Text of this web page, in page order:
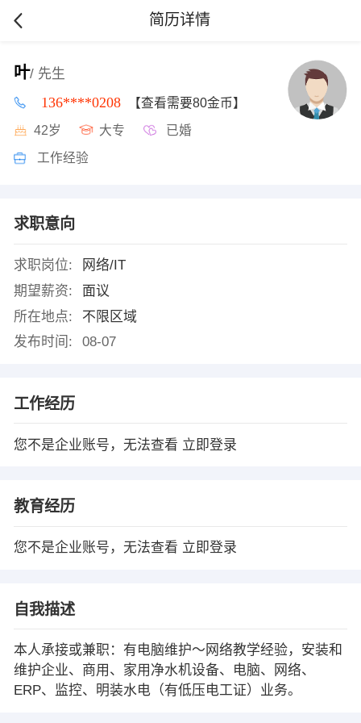
简历详情
叶/ 先生
136****0208 【查看需要80金币】
42岁 大专 已婚
工作经验
求职意向
求职岗位:
网络/IT
期望薪资:
面议
所在地点:
不限区域
发布时间:
08-07
工作经历
您不是企业账号，无法查看 立即登录
教育经历
您不是企业账号，无法查看 立即登录
自我描述
本人承接或兼职：有电脑维护～网络教学经验，安装和
维护企业、商用、家用净水机设备、电脑、网络、
ERP、监控、明装水电（有低压电工证）业务。